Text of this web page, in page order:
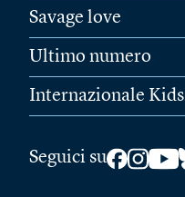
Savage love
Ultimo numero
Internazionale Kids
Seguici su